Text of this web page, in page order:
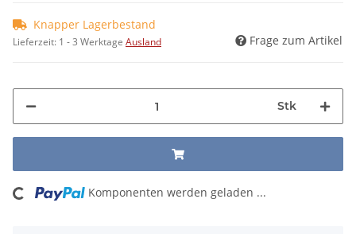
Knapper Lagerbestand
Lieferzeit: 1 - 3 Werktage Ausland Frage zum Artikel
Stk
Komponenten werden geladen ...